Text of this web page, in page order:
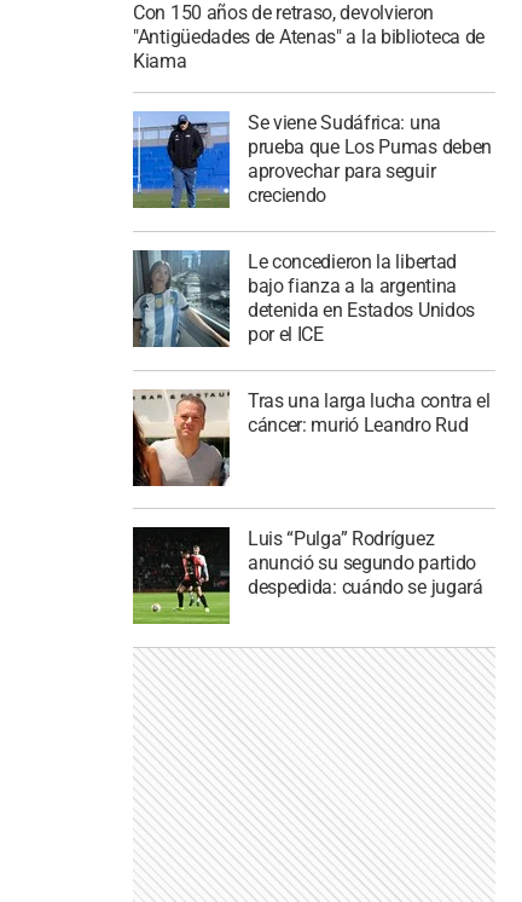
Con 150 años de retraso, devolvieron
"Antigüedades de Atenas" a la biblioteca de
Kiama
Se viene Sudáfrica: una
prueba que Los Pumas deben
aprovechar para seguir
creciendo
Le concedieron la libertad
bajo fianza a la argentina
detenida en Estados Unidos
por el ICE
Tras una larga lucha contra el
cáncer: murió Leandro Rud
Luis “Pulga” Rodríguez
anunció su segundo partido
despedida: cuándo se jugará